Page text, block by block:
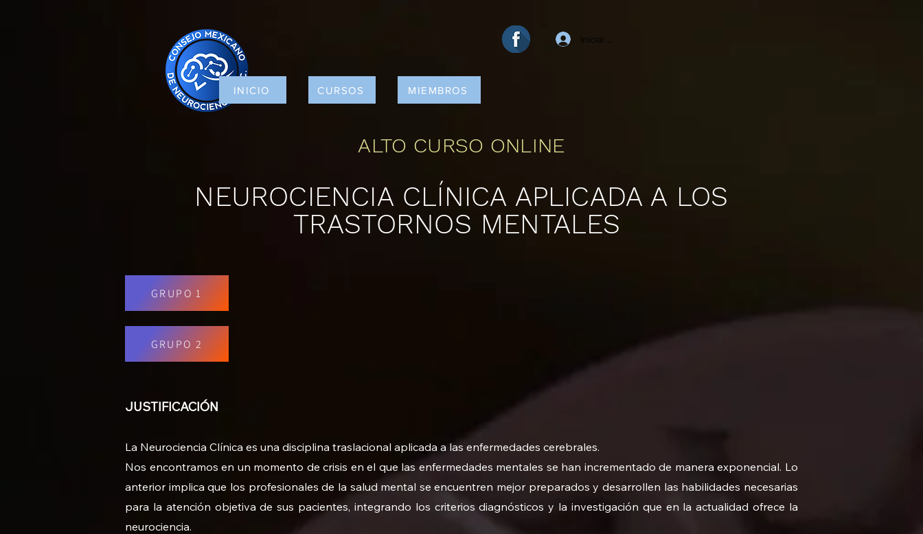
INICIO CURSOS
Iniciar sesión
MIEMBROS
ALTO CURSO ONLINE
NEUROCIENCIA CLÍNICA APLICADA A LOS
TRASTORNOS MENTALES
GRUPO 1
GRUPO 2
JUSTIFICACIÓN
La Neurociencia Clínica es una disciplina traslacional aplicada a las enfermedades cerebrales.
Nos encontramos en un momento de crisis en el que las enfermedades mentales se han incrementado de manera exponencial. Lo
anterior implica que los profesionales de la salud mental se encuentren mejor preparados y desarrollen las habilidades necesarias
para la atención objetiva de sus pacientes, integrando los criterios diagnósticos y la investigación que en la actualidad ofrece la
neurociencia.